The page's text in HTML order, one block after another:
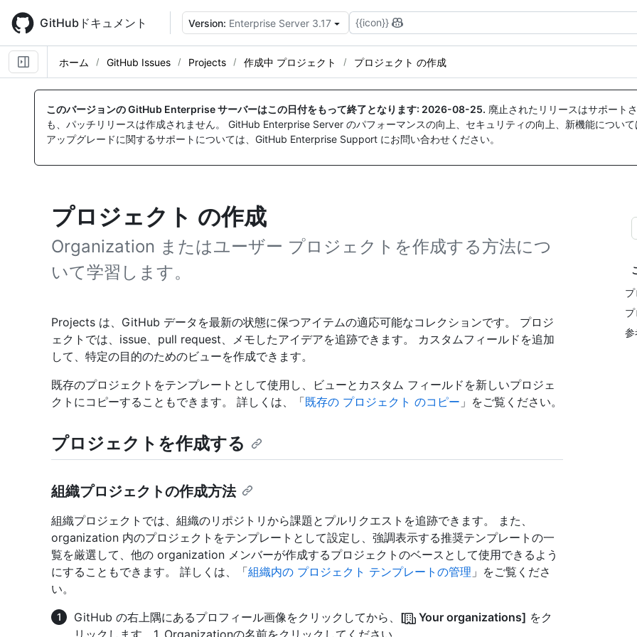
main
content
GitHubドキュメント Version: Enterprise Server 3.17 {{icon}}
ホーム GitHub Issues Projects 作成中 プロジェクト プロジェクト の作成
このバージョンの GitHub Enterprise サーバーはこの日付をもって終了となります: 2026-08-25. 廃止されたリリースはサポート
も、パッチリリースは作成されません。 GitHub Enterprise Server のパフォーマンスの向上、セキュリティの向上、新機能につい
アップグレードに関するサポートについては、GitHub Enterprise Support にお問い合わせください。
プロジェクト の作成
Organization またはユーザー プロジェクトを作成する方法につ
いて学習します。
参
Projects は、GitHub データを最新の状態に保つアイテムの適応可能なコレクションです。 プロジ
ェクトでは、issue、pull request、メモしたアイデアを追跡できます。 カスタムフィールドを追加
して、特定の目的のためのビューを作成できます。
既存のプロジェクトをテンプレートとして使用し、ビューとカスタム フィールドを新しいプロジェ
クトにコピーすることもできます。 詳しくは、「既存の プロジェクト のコピー 」をご覧ください。
プロジェクトを作成する
組織プロジェクトの作成方法
組織プロジェクトでは、組織のリポジトリから課題とプルリクエストを追跡できます。 また、
organization 内のプロジェクトをテンプレートとして設定し、強調表示する推奨テンプレートの一
覧を厳選して、他の organization メンバーが作成するプロジェクトのベースとして使用できるよう
にすることもできます。 詳しくは、「組織内の プロジェクト テンプレートの管理 」をご覧くださ
い。
GitHub の右上隅にあるプロフィール画像をクリックしてから、 [ Your organizations] をク